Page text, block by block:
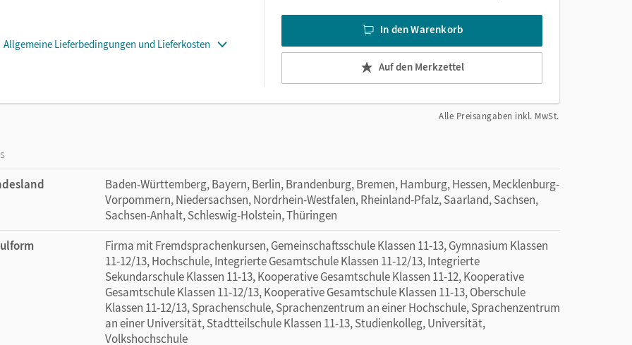
Allgemeine Lieferbedingungen und Lieferkosten
In den Warenkorb
Auf den Merkzettel
Alle Preisangaben inkl. MwSt.
Baden-Württemberg, Bayern, Berlin, Brandenburg, Bremen, Hamburg, Hessen, Mecklenburg-
Vorpommern, Niedersachsen, Nordrhein-Westfalen, Rheinland-Pfalz, Saarland, Sachsen,
Sachsen-Anhalt, Schleswig-Holstein, Thüringen
Firma mit Fremdsprachenkursen, Gemeinschaftsschule Klassen 11-13, Gymnasium Klassen
11-12/13, Hochschule, Integrierte Gesamtschule Klassen 11-12/13, Integrierte
Sekundarschule Klassen 11-13, Kooperative Gesamtschule Klassen 11-12, Kooperative
Gesamtschule Klassen 11-12/13, Kooperative Gesamtschule Klassen 11-13, Oberschule
Klassen 11-12/13, Sprachenschule, Sprachenzentrum an einer Hochschule, Sprachenzentrum
an einer Universität, Stadtteilschule Klassen 11-13, Studienkolleg, Universität,
Volkshochschule